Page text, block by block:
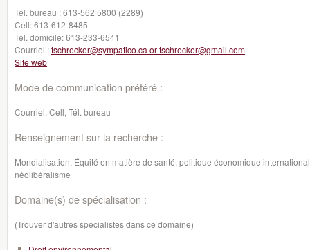
Tél. bureau :613-562 5800 (2289)
Cell:613-612-8485
Tél. domicile:613-233-6541
Courriel :tschrecker@sympatico.ca or tschrecker@gmail.com
Site web
Mode de communication préféré :
Courriel, Cell, Tél. bureau
Renseignement sur la recherche :
Mondialisation, Équité en matière de santé, politique économique
néolibéralisme
Domaine(s) de spécialisation :
(Trouver d'autres spécialistes dans ce domaine)